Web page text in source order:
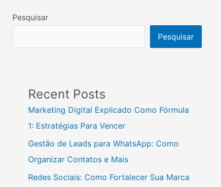
Pesquisar
Pesquisar
Recent Posts
Marketing Digital Explicado Como Fórmula
1: Estratégias Para Vencer
Gestão de Leads para WhatsApp: Como
Organizar Contatos e Mais
Redes Sociais: Como Fortalecer Sua Marca